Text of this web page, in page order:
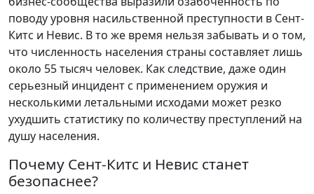
поводу уровня насильственной преступности в Сент-
Китс и Невис. В то же время нельзя забывать и о том,
что численность населения страны составляет лишь
около 55 тысяч человек. Как следствие, даже один
серьезный инцидент с применением оружия и
несколькими летальными исходами может резко
ухудшить статистику по количеству преступлений на
душу населения.
Почему Сент-Китс и Невис станет
безопаснее?